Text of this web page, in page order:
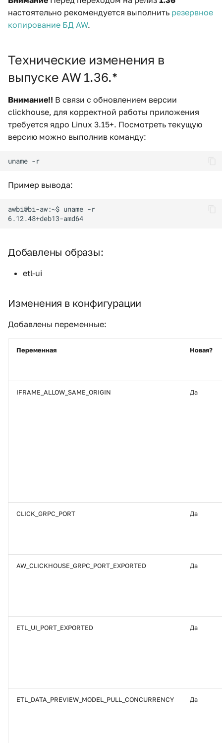
я
и
с
к
обновление
конфигурационного
файла профиля
конфигурации профиля
AW
Ручное обновление
конфигурационного
файла профиля
конфигурационного
настоятельно рекомендуется выполнить резервное
копирование БД AW.
Технические изменения в
выпуске AW 1.36.*
Внимание!! В связи с обновлением версии
clickhouse, для корректной работы приложения
требуется ядро Linux 3.15+. Посмотреть текущую
версию можно выполнив команду:
Пример вывода:
Добавлены образы:
etl-ui
Изменения в конфигурации
Добавлены переменные:
Переменная Новая?
IFRAME_ALLOW_SAME_ORIGIN Да
CLICK_GRPC_PORT Да
AW_CLICKHOUSE_GRPC_PORT_EXPORTED Да
ETL_UI_PORT_EXPORTED Да
ETL_DATA_PREVIEW_MODEL_PULL_CONCURRENCY Да